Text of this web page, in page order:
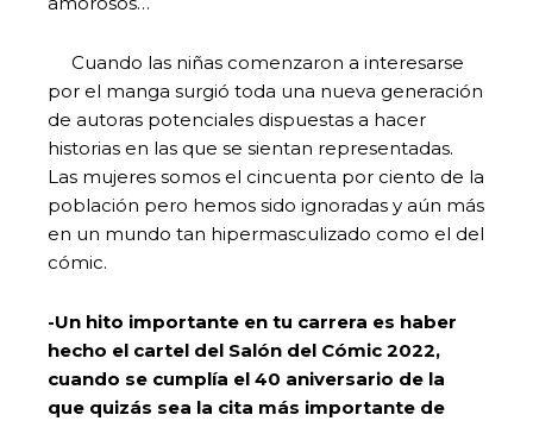
Cuando las niñas comenzaron a interesarse
por el manga surgió toda una nueva generación
de autoras potenciales dispuestas a hacer
historias en las que se sientan representadas.
Las mujeres somos el cincuenta por ciento de la
población pero hemos sido ignoradas y aún más
en un mundo tan hipermasculizado como el del
cómic.
-Un hito importante en tu carrera es haber
hecho el cartel del Salón del Cómic 2022,
cuando se cumplía el 40 aniversario de la
que quizás sea la cita más importante de